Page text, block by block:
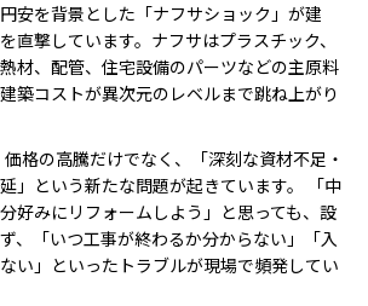
安を背景とした「ナフサショック」が建
直撃しています。ナフサはプラスチック、
材、配管、住宅設備のパーツなどの主原料
築コストが異次元のレベルまで跳ね上がり
格の高騰だけでなく、「深刻な資材不足・
」という新たな問題が起きています。 「中
好みにリフォームしよう」と思っても、設
、「いつ工事が終わるか分からない」「入
い」といったトラブルが現場で頻発してい